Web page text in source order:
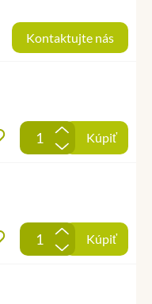
Kontaktujte nás
Pridať do obľúbených
+
-
Kúpiť
Pridať do obľúbených
+
-
Kúpiť